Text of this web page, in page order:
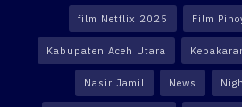
film Netflix 2025 Film
Kabupaten Aceh Utara
Nasir Jamil News